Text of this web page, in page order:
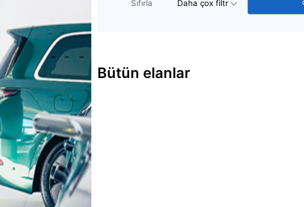
Sıfırla Daha çox filtr
Bütün elanlar